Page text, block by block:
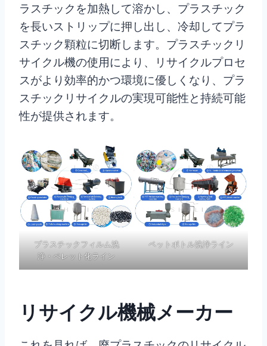
ラスチックを加熱して溶かし、プラスチック
を長いストリップに押し出し、冷却してプラ
スチック顆粒に切断します。プラスチックリ
サイクル機の使用により、リサイクルプロセ
スがより効率的かつ環境に優しくなり、プラ
スチックリサイクルの実現可能性と持続可能
性が提供されます。
プラスチックフィルム洗
浄・ペレット化ライン
ペットボトル洗浄ライン
リサイクル機械メーカー